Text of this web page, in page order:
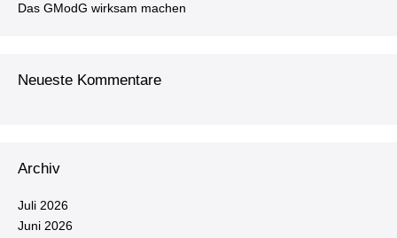
Das GModG wirksam machen
Neueste Kommentare
Archiv
Juli 2026
Juni 2026